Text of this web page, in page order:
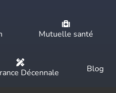
Mutuelle santé
Décennale Blog